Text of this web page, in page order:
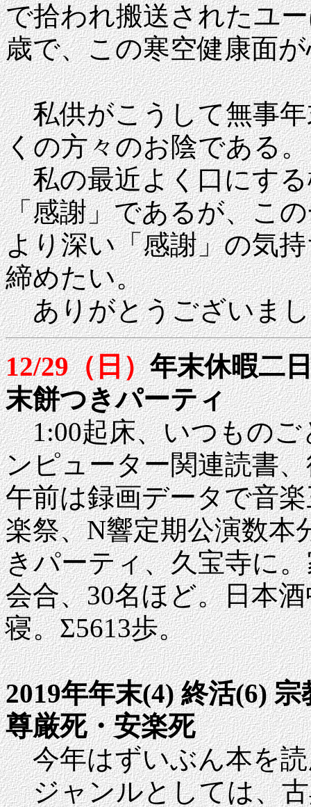
で拾われ搬送されたユ
歳で、この寒空健康面
私供がこうして無事年
くの方々のお陰である。
私の最近よく口にする
「感謝」であるが、こ
より深い「感謝」の気
締めたい。
ありがとうございま
12/29（日）年末休暇二
末餅つきパーティ
1:00起床、いつものご
ンピューター関連読書
午前は録画データで音
楽祭、N響定期公演数本
きパーティ、久宝寺に
会合、30名ほど。日本
寝。Σ5613歩。
2019年年末(4) 終活
尊厳死・安楽死
今年はずいぶん本を読
ジャンルとしては、古